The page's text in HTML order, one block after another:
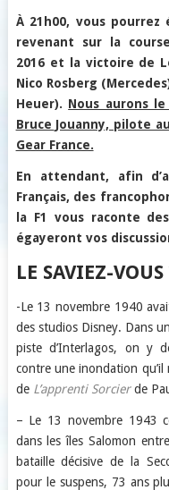
À 21h00, vous
revenant sur la
2016 et la victoire de
Nico Rosberg
Heuer). Nous aurons
Bruce Jouanny, pilote
Gear France.
En attendant, afin
Français, des
la F1 vous raconte
égayeront vos
LE SAVIEZ-VOUS
-Le 13 novembre 1940
des studios Disney. Dans
piste d’Interlagos, on y
contre une inondation qu’il
de L’apprenti Sorcierde
– Le 13 novembre 1943
dans les îles Salomon
bataille décisive de la
pour le suspens, 73 ans